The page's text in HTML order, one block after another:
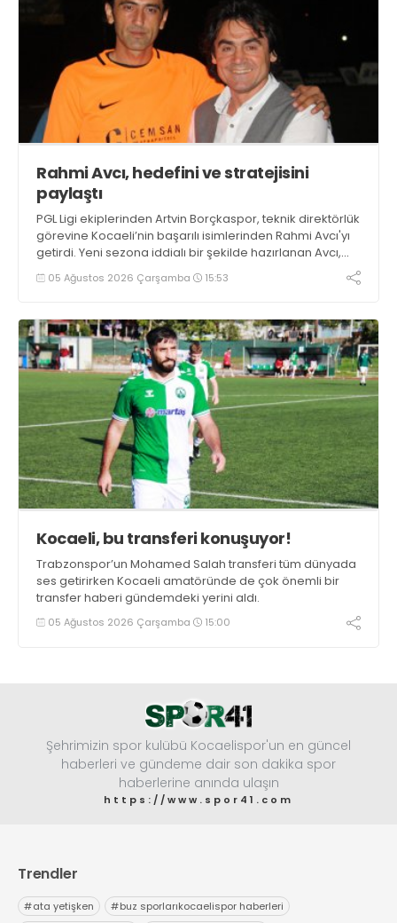
Rahmi Avcı, hedefini ve stratejisini
paylaştı
PGL Ligi ekiplerinden Artvin Borçkaspor, teknik direktörlük
görevine Kocaeli’nin başarılı isimlerinden Rahmi Avcı'yı
getirdi. Yeni sezona iddialı bir şekilde hazırlanan Avcı,
duygularını aktardı.
05 Ağustos 2026 Çarşamba 15:53
Kocaeli, bu transferi konuşuyor!
Trabzonspor’un Mohamed Salah transferi tüm dünyada
ses getirirken Kocaeli amatöründe de çok önemli bir
transfer haberi gündemdeki yerini aldı.
05 Ağustos 2026 Çarşamba 15:00
Şehrimizin spor kulübü Kocaelispor'un en güncel
haberleri ve gündeme dair son dakika spor
haberlerine anında ulaşın
https://www.spor41.com
Trendler
#ata yetişken #buz sporlarıkocaelispor haberleri